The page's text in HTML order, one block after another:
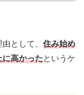
として、 住み始め
に高かったというケ